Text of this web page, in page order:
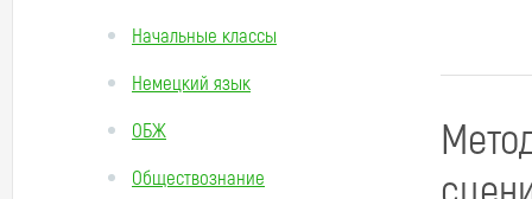
Начальные классы
Немецкий язык
ОБЖ
Обществознание